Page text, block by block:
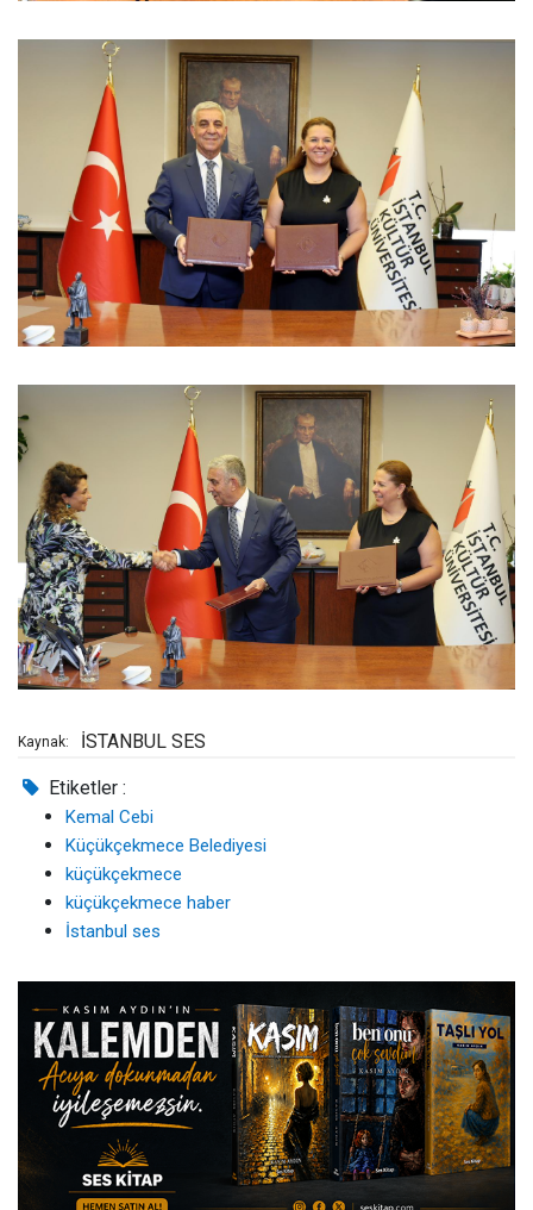
Kaynak: İSTANBUL SES
Etiketler :
Kemal Cebi
Küçükçekmece Belediyesi
küçükçekmece
küçükçekmece haber
İstanbul ses